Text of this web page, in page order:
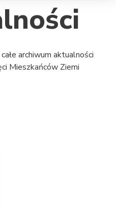
archiwum aktualności
Mieszkańców Ziemi